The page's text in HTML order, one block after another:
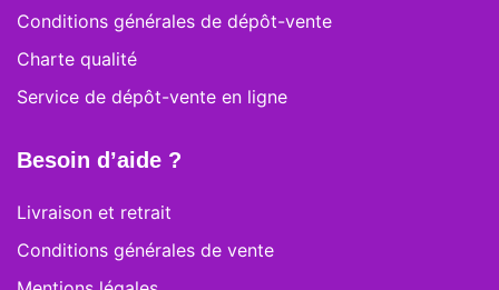
Conditions générales de dépôt-vente
Charte qualité
Service de dépôt-vente en ligne
Besoin d’aide ?
Livraison et retrait
Conditions générales de vente